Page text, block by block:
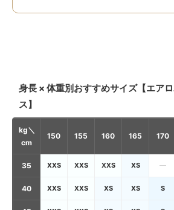
身長 × 体重別おすすめサイズ【エア
ス】
kg＼
cm
150 155 160 165 170
35 XXS XXS XXS XS —
40 XXS XXS XS XS S